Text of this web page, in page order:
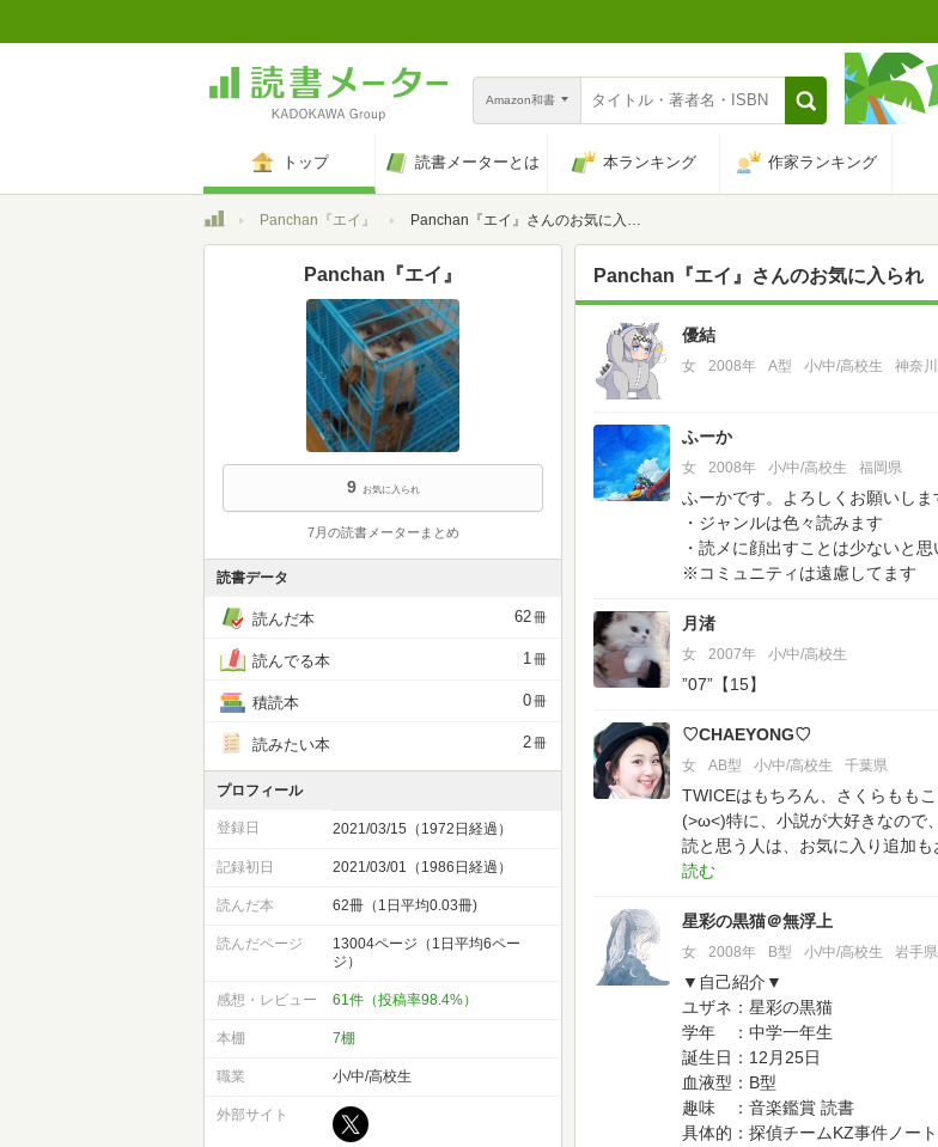
Amazon和書
トップ 読書メーターとは 本ランキング 作家ランキング
トップPanchan『エイ』 Panchan『エイ』さんのお気に入られ
Panchan『エイ』 さんのお気に入られ
9 優結
女 2008年 A型 小/中/高校生 神奈
ふーか
女 2008年 小/中/高校生 福岡県
ふーかです。よろしくお願いしま
・ジャンルは色々読みます
・読メに顔出すことは少ないと思
※コミュニティは遠慮してます
月渚
女 2007年 小/中/高校生
”07”【15】
♡CHAEYONG♡
女 AB型 小/中/高校生 千葉県
TWICEはもちろん、さくらもも
(>ω<)特に、小説が大好きなので
読と思う人は、お気に入り追加
星彩の黒猫＠無浮上
女 2008年 B型 小/中/高校生 岩手県
▼自己紹介▼
ユザネ：星彩の黒猫
学年 ：中学一年生
誕生日：12月25日
血液型：B型
趣味 ：音楽鑑賞 読書
具体的：探偵チームKZ事件ノー
Panchan『エイ』
9 お気に入られ
7月の読書メーターまとめ
読書データ
読んだ本 62冊
読んでる本 1冊
積読本 0冊
読みたい本 2冊
プロフィール
登録日 2021/03/15（1972日経過）
記録初日 2021/03/01（1986日経過）
読んだ本 62冊（1日平均0.03冊)
読んだページ
13004ページ（1日平均6ペー
ジ）
感想・レビュー 61件（投稿率98.4%）
本棚 7棚
職業 小/中/高校生
外部サイト